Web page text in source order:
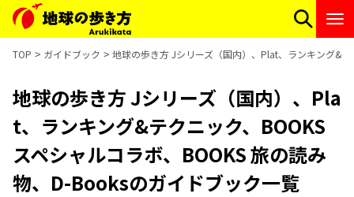
TOP ガイドブック 地球の歩き方 Jシリーズ（国内）、Plat、ランキング&
地球の歩き方 Jシリーズ（国内）、Pla
t、ランキング&テクニック、BOOKS
スペシャルコラボ、BOOKS 旅の読み
物、D-Booksのガイドブック一覧